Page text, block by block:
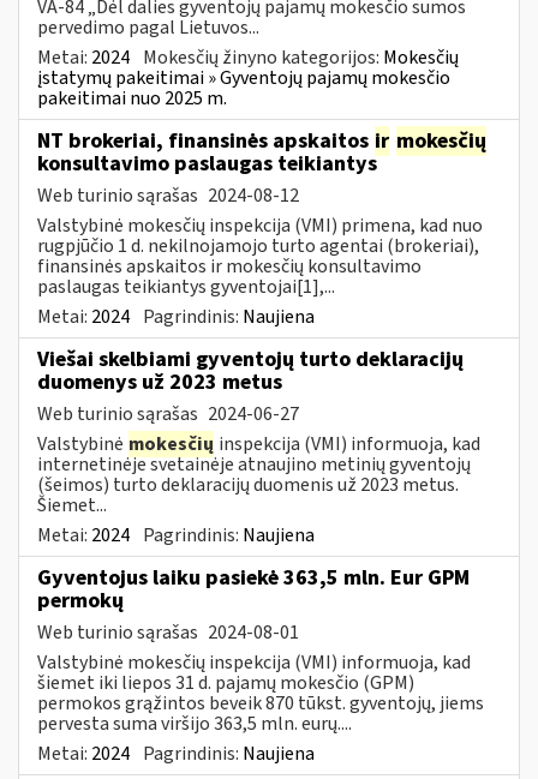
VA-84 „Dėl dalies gyventojų pajamų mokesčio sumos
pervedimo pagal Lietuvos...
Metai: 2024 Mokesčių žinyno kategorijos: Mokesčių
įstatymų pakeitimai » Gyventojų pajamų mokesčio
pakeitimai nuo 2025 m.
NT brokeriai, finansinės apskaitos ir mokesčių
konsultavimo paslaugas teikiantys
Web turinio sąrašas 2024-08-12
Valstybinė mokesčių inspekcija (VMI) primena, kad nuo
rugpjūčio 1 d. nekilnojamojo turto agentai (brokeriai),
finansinės apskaitos ir mokesčių konsultavimo
paslaugas teikiantys gyventojai[1],...
Metai: 2024 Pagrindinis: Naujiena
Viešai skelbiami gyventojų turto deklaracijų
duomenys už 2023 metus
Web turinio sąrašas 2024-06-27
Valstybinė mokesčių inspekcija (VMI) informuoja, kad
internetinėje svetainėje atnaujino metinių gyventojų
(šeimos) turto deklaracijų duomenis už 2023 metus.
Šiemet...
Metai: 2024 Pagrindinis: Naujiena
Gyventojus laiku pasiekė 363,5 mln. Eur GPM
permokų
Web turinio sąrašas 2024-08-01
Valstybinė mokesčių inspekcija (VMI) informuoja, kad
šiemet iki liepos 31 d. pajamų mokesčio (GPM)
permokos grąžintos beveik 870 tūkst. gyventojų, jiems
pervesta suma viršijo 363,5 mln. eurų....
Metai: 2024 Pagrindinis: Naujiena